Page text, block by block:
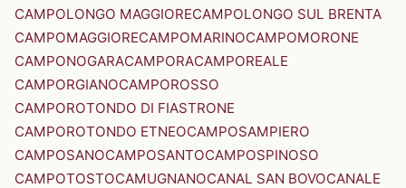
CAMPOLONGO MAGGIORECAMPOLONGO SUL BRENTA
CAMPOMAGGIORECAMPOMARINOCAMPOMORONE
CAMPONOGARACAMPORACAMPOREALE
CAMPORGIANOCAMPOROSSO
CAMPOROTONDO DI FIASTRONE
CAMPOROTONDO ETNEOCAMPOSAMPIERO
CAMPOSANOCAMPOSANTOCAMPOSPINOSO
CAMPOTOSTOCAMUGNANOCANAL SAN BOVOCANALE